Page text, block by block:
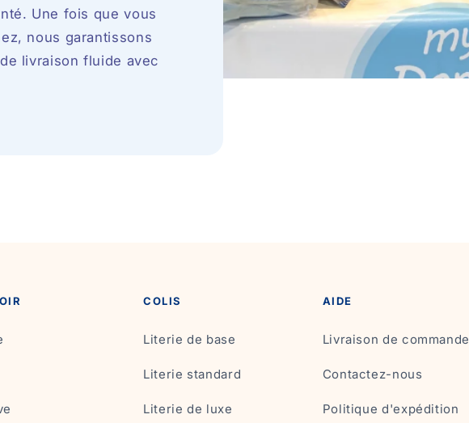
Une fois que vous
nous garantissons
livraison fluide avec
COLIS
Literie de base
Literie standard
Literie de luxe
AIDE
Livraison de commande
Contactez-nous
Politique d'expédition